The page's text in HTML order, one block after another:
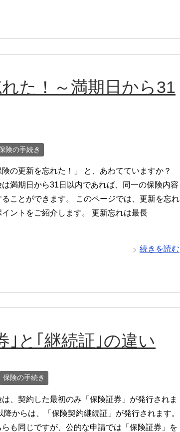
た！～満期日から31
険の手続き
険の更新を忘れた！」 と、あわてていますか？
は満期日から31日以内であれば、同一の保険内容
ることができます。 このページでは、更新を忘れ
イントをご紹介します。 更新忘れは最長
続きを読む
｣と｢継続証｣の違い
保険の手続き
は、契約した最初のみ「保険証券」が発行されま
降からは、「保険契約継続証」が発行されます。
も同じですが、公的な申請では「保険証券」を